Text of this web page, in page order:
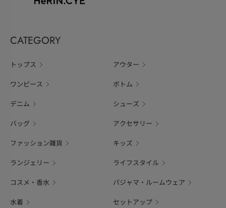
CATEGORY
トップス アウター
ワンピース ボトム
デニム シューズ
バッグ アクセサリー
ファッション雑貨 キッズ
ランジェリー ライフスタイル
コスメ・香水 パジャマ・ルームウェア
水着 セットアップ